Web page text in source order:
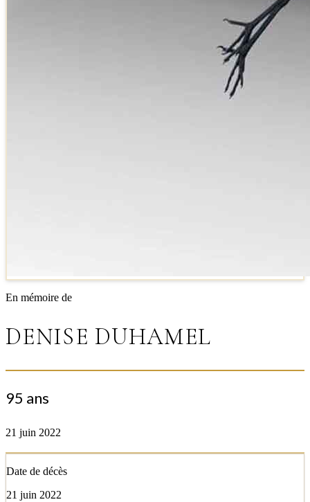
En mémoire de
DENISE DUHAMEL
95 ans
21 juin 2022
Date de décès
21 juin 2022